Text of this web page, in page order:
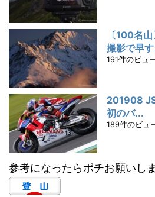
〔100名
撮影で早
191件のビュ
201908
初のバ...
189件のビュ
参考になったらポチお願いし